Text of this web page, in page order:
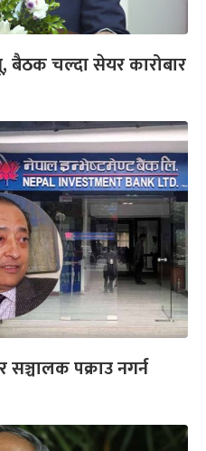
बैठक चल्दा सेयर कारोबार
पक्राउ नगर्न